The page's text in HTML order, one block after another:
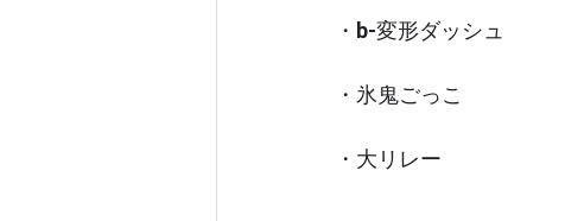
・b-変形ダッシュ
・氷鬼ごっこ
・大リレー